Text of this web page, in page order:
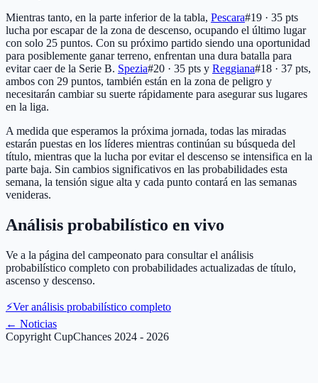
Mientras tanto, en la parte inferior de la tabla, Pescara#19 · 35 pts
lucha por escapar de la zona de descenso, ocupando el último lugar
con solo 25 puntos. Con su próximo partido siendo una oportunidad
para posiblemente ganar terreno, enfrentan una dura batalla para
evitar caer de la Serie B. Spezia#20 · 35 pts y Reggiana#18 · 37 pts,
ambos con 29 puntos, también están en la zona de peligro y
necesitarán cambiar su suerte rápidamente para asegurar sus lugares
en la liga.
A medida que esperamos la próxima jornada, todas las miradas
estarán puestas en los líderes mientras continúan su búsqueda del
título, mientras que la lucha por evitar el descenso se intensifica en la
parte baja. Sin cambios significativos en las probabilidades esta
semana, la tensión sigue alta y cada punto contará en las semanas
venideras.
Análisis probabilístico en vivo
Ve a la página del campeonato para consultar el análisis
probabilístico completo con probabilidades actualizadas de título,
ascenso y descenso.
⚡Ver análisis probabilístico completo
← Noticias
Copyright CupChances 2024 - 2026